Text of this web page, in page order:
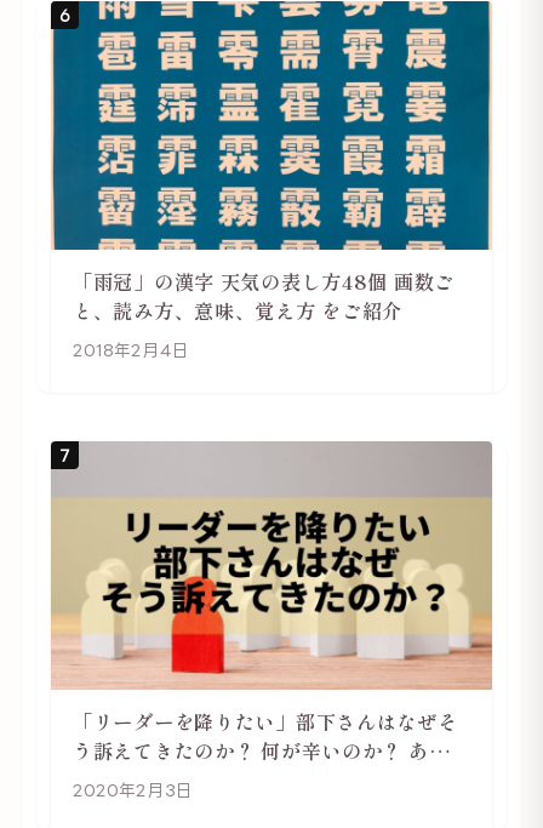
6
「雨冠」の漢字 天気の表し方48個 画数ご
と、読み方、意味、覚え方 をご紹介
2018年2月4日
7
「リーダーを降りたい」部下さんはなぜそ
う訴えてきたのか？ 何が辛いのか？ あらた
めて考えてみる
2020年2月3日